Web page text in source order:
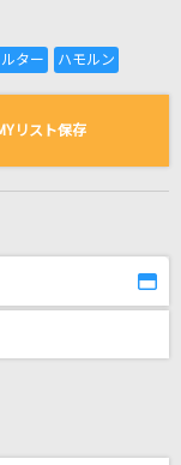
一覧
リスト保存